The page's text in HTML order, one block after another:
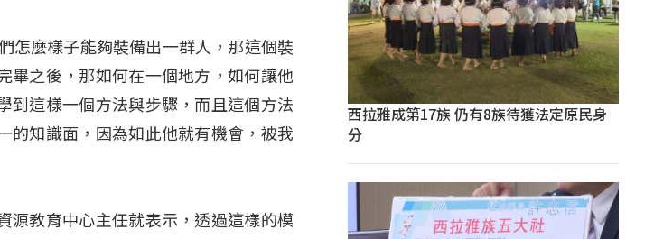
怎麼樣子能夠裝備出一群人，那這個裝
畢之後，那如何在一個地方，如何讓他
到這樣一個方法與步驟，而且這個方法
的知識面，因為如此他就有機會，被我
源教育中心主任就表示，透過這樣的模
西拉雅成第17族 仍有8族待獲法定原民身
分